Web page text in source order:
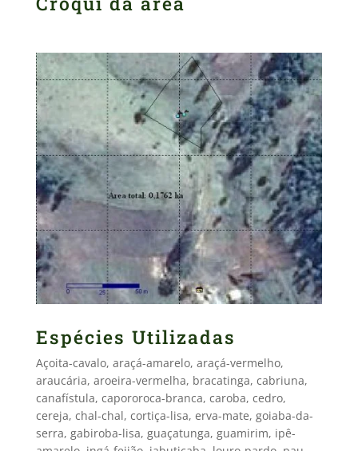
Espécies Utilizadas
Açoita-cavalo, araçá-amarelo, araçá-vermelho,
araucária, aroeira-vermelha, bracatinga, cabriuna,
canafístula, capororoca-branca, caroba, cedro,
cereja, chal-chal, cortiça-lisa, erva-mate, goiaba-da-
serra, gabiroba-lisa, guaçatunga, guamirim, ipê-